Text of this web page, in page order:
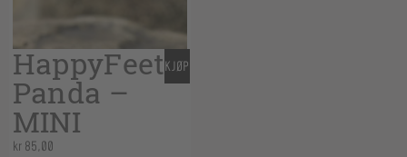
HappyFeet
Panda –
MINI
kr85,00
KJØP